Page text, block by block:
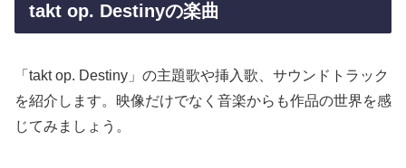
takt op. Destinyの楽曲
「takt op. Destiny」の主題歌や挿入歌、サウンドトラック
を紹介します。映像だけでなく音楽からも作品の世界を感
じてみましょう。